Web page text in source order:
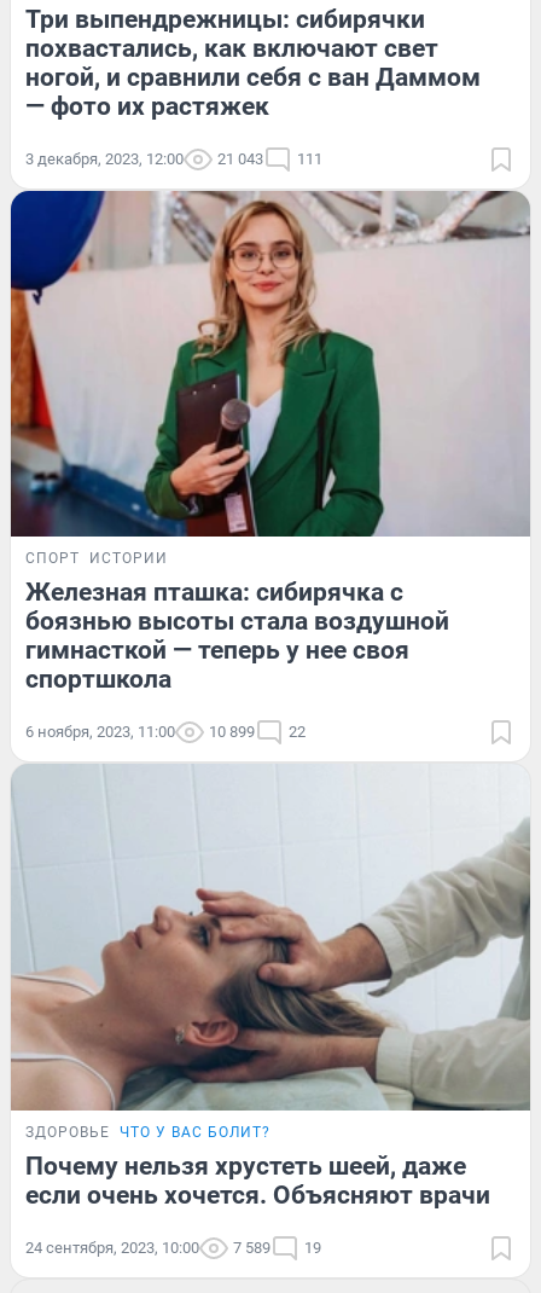
Три выпендрежницы: сибирячки
похвастались, как включают свет
ногой, и сравнили себя с ван Даммом
— фото их растяжек
3 декабря, 2023, 12:00 21 043 111
СПОРТ ИСТОРИИ
Железная пташка: сибирячка с
боязнью высоты стала воздушной
гимнасткой — теперь у нее своя
спортшкола
6 ноября, 2023, 11:00 10 899 22
ЗДОРОВЬЕ ЧТО У ВАС БОЛИТ?
Почему нельзя хрустеть шеей, даже
если очень хочется. Объясняют врачи
24 сентября, 2023, 10:00 7 589 19